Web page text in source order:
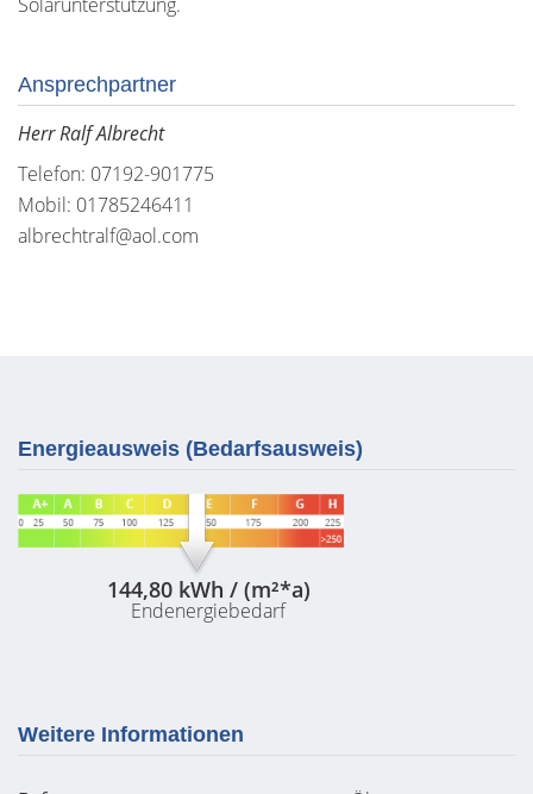
Ansprechpartner
Herr Ralf Albrecht
Telefon: 07192-901775
Mobil: 01785246411
albrechtralf@aol.com
Energieausweis (Bedarfsausweis)
144,80 kWh / (m²*a)
Endenergiebedarf
Weitere Informationen